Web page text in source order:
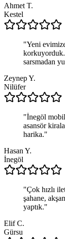
Ahmet T.
Kestel
"Yeni
korkuyorduk.
sarsmadan
Zeynep Y.
Nilüfer
"İnegöl
asansör
harika."
Hasan Y.
İnegöl
"Çok hızlı
şahane,
yaptık."
Elif C.
Gürsu